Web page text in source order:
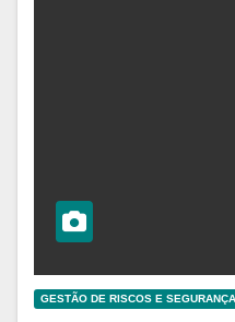
GESTÃO DE RISCOS E